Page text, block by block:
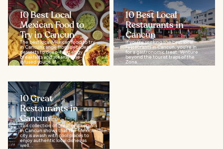
10 Best Local
Mexican Food to
Try in Cancun
The best local Mexican food to try
in Cancun range from decadent
desserts to deep-fried eggy
breakfasts and steamy lime-
infused soups. If...
10 Best Local
Restaurants in
Cancun
If you’re seeking the best local
restaurants in Cancun, you’re in
for a gastronomic treat. Venture
beyond the tourist traps of the
Zona...
10 Great
Restaurants in
Cancun
This collection of great restaurants
in Cancun shows that the Mexican
city is awash with cool places to
enjoy authentic local dishes as
well...